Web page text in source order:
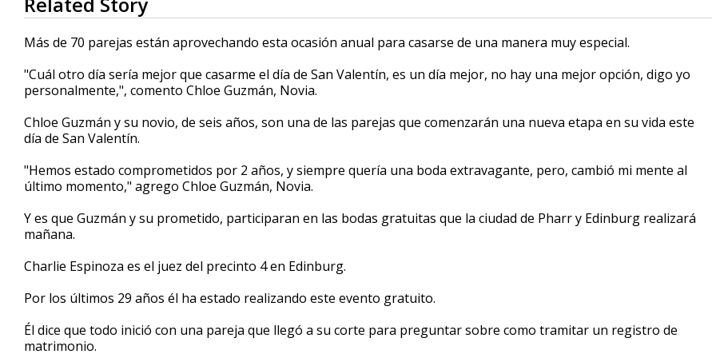
seconds
of
2
minutes,
secondsVolume
90%
Más de 70 parejas están aprovechando esta ocasión anual para casarse de una manera muy especial.
"Cuál otro día sería mejor que casarme el día de San Valentín, es un día mejor, no hay una mejor opción, digo yo
personalmente,", comento Chloe Guzmán, Novia.
Chloe Guzmán y su novio, de seis años, son una de las parejas que comenzarán una nueva etapa en su vida este
día de San Valentín.
"Hemos estado comprometidos por 2 años, y siempre quería una boda extravagante, pero, cambió mi mente al
último momento," agrego Chloe Guzmán, Novia.
Y es que Guzmán y su prometido, participaran en las bodas gratuitas que la ciudad de Pharr y Edinburg realizará
mañana.
Charlie Espinoza es el juez del precinto 4 en Edinburg.
Por los últimos 29 años él ha estado realizando este evento gratuito.
Él dice que todo inició con una pareja que llegó a su corte para preguntar sobre como tramitar un registro de
matrimonio.